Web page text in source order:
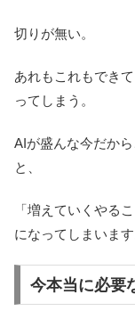
切りが無い。
あれもこれもでき
ってしまう。
AIが盛んな今だか
と、
「増えていくやる
になってしまいます
今本当に必要